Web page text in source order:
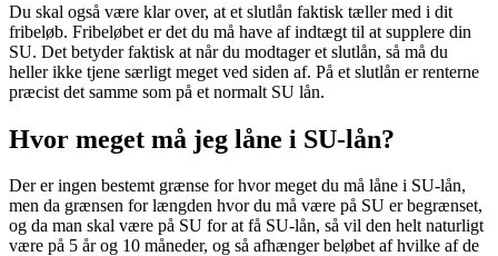
Du skal også være klar over, at et slutlån faktisk tæller med i dit
fribeløb. Fribeløbet er det du må have af indtægt til at supplere din
SU. Det betyder faktisk at når du modtager et slutlån, så må du
heller ikke tjene særligt meget ved siden af. På et slutlån er renterne
præcist det samme som på et normalt SU lån.
Hvor meget må jeg låne i SU-lån?
Der er ingen bestemt grænse for hvor meget du må låne i SU-lån,
men da grænsen for længden hvor du må være på SU er begrænset,
og da man skal være på SU for at få SU-lån, så vil den helt naturligt
være på 5 år og 10 måneder, og så afhænger beløbet af hvilke af de